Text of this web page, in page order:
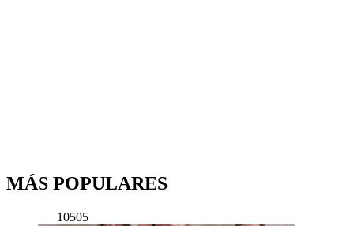
MÁS POPULARES
10505